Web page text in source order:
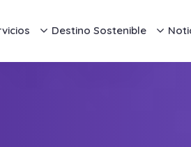
Destino Sostenible